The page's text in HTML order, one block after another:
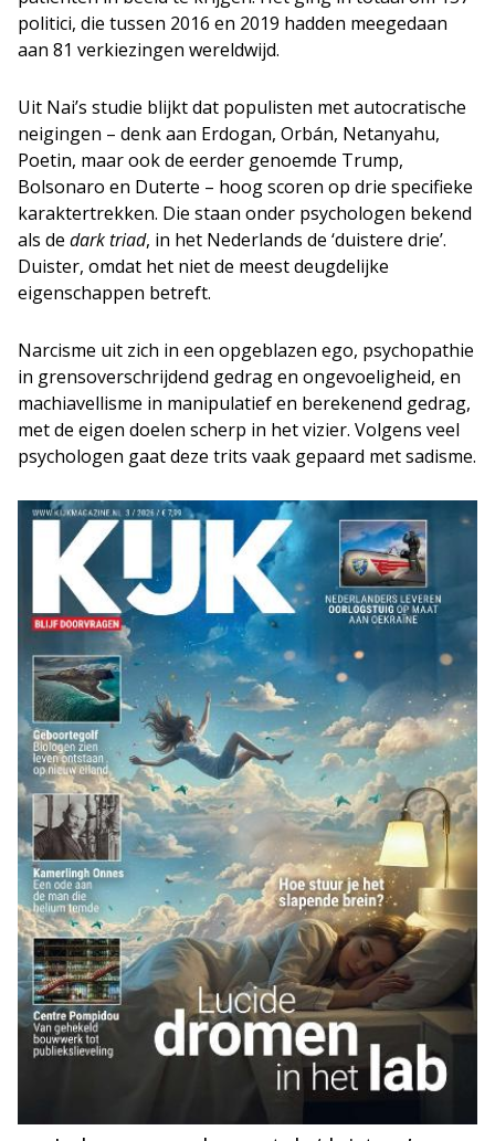
politici, die tussen 2016 en 2019 hadden meegedaan
aan 81 verkiezingen wereldwijd.
Uit Nai’s studie blijkt dat populisten met autocratische
neigingen – denk aan Erdogan, Orbán, Netanyahu,
Poetin, maar ook de eerder genoemde Trump,
Bolsonaro en Duterte – hoog scoren op drie specifieke
karaktertrekken. Die staan onder psychologen bekend
als de dark triad, in het Nederlands de ‘duistere drie’.
Duister, omdat het niet de meest deugdelijke
eigenschappen betreft.
Narcisme uit zich in een opgeblazen ego, psychopathie
in grensoverschrijdend gedrag en ongevoeligheid, en
machiavellisme in manipulatief en berekenend gedrag,
met de eigen doelen scherp in het vizier. Volgens veel
psychologen gaat deze trits vaak gepaard met sadisme.